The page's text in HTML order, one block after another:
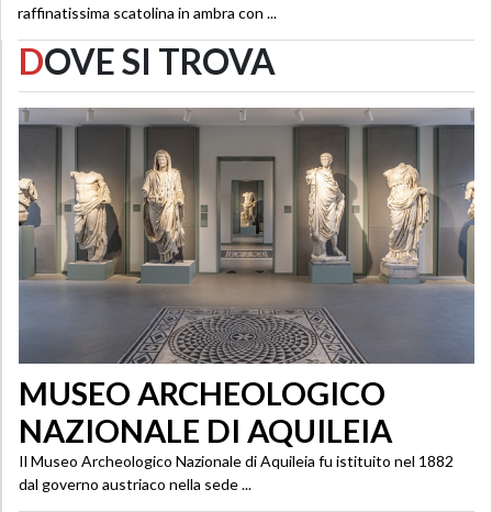
raffinatissima scatolina in ambra con ...
DOVE SI TROVA
MUSEO ARCHEOLOGICO
NAZIONALE DI AQUILEIA
Il Museo Archeologico Nazionale di Aquileia fu istituito nel 1882
dal governo austriaco nella sede ...